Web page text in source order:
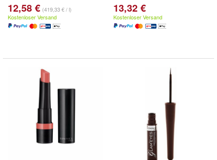
12,58 € (419,33 € / l)
Kostenloser Versand
13,32 €
Kostenloser Versand